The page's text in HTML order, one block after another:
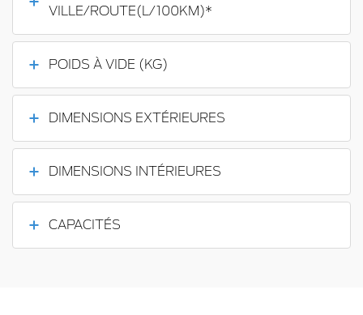
VILLE/ROUTE(L/100KM)*
POIDS À VIDE (KG)
DIMENSIONS EXTÉRIEURES
DIMENSIONS INTÉRIEURES
CAPACITÉS